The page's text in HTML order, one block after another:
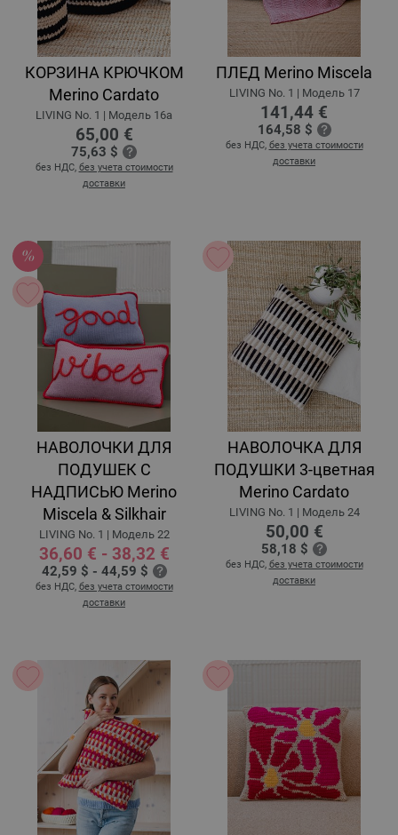
КОРЗИНА КРЮЧКОМ
Merino Cardato
LIVING No. 1 | Модель 16a
65,00 €
75,63 $
без НДС, без учета стоимости
доставки
ПЛЕД Merino Miscela
LIVING No. 1 | Модель 17
141,44 €
164,58 $
без НДС, без учета стоимости
доставки
НАВОЛОЧКИ ДЛЯ
ПОДУШЕК С
НАДПИСЬЮ Merino
Miscela & Silkhair
LIVING No. 1 | Модель 22
36,60 € - 38,32 €
42,59 $ - 44,59 $
без НДС, без учета стоимости
доставки
НАВОЛОЧКА ДЛЯ
ПОДУШКИ 3-цветная
Merino Cardato
LIVING No. 1 | Модель 24
50,00 €
58,18 $
без НДС, без учета стоимости
доставки